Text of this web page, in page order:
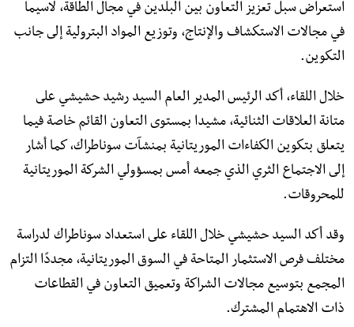
استعراض سبل تعزيز التعاون بين البلدين في مجال الطاقة، لاسيما
في مجالات الاستكشاف والإنتاج، وتوزيع المواد البترولية إلى جانب
التكوين.
خلال اللقاء، أكد الرئيس المدير العام السيد رشيد حشيشي على
متانة العلاقات الثنائية، مشيدا بمستوى التعاون القائم خاصة فيما
يتعلق بتكوين الكفاءات الموريتانية بمنشآت سوناطراك، كما أشار
إلى الاجتماع الثري الذي جمعه أمس بمسؤولي الشركة الموريتانية
للمحروقات.
وقد أكد السيد حشيشي خلال اللقاء على استعداد سوناطراك لدراسة
مختلف فرص الاستثمار المتاحة في السوق الموريتانية، مجددًا التزام
المجمع بتوسيع مجالات الشراكة وتعميق التعاون في القطاعات
ذات الاهتمام المشترك.